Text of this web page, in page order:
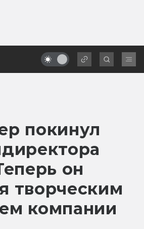
покинул
он
творческим
компании